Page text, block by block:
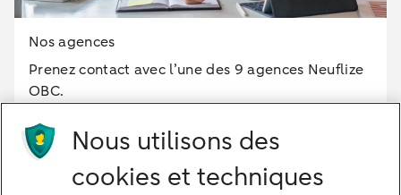
Nos agences
Prenez contact avec l’une des 9 agences Neuflize
OBC.
+33 (0)6 69 29 05 68
Nous utilisons des
cookies et techniques